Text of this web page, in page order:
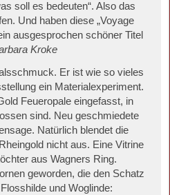
soll es bedeuten“. Also das
Und haben diese „Voyage
ausgesprochen schöner Titel
Kroke
Er ist wie so vieles
ein Materialexperiment.
Feueropale eingefasst, in
sind. Neu geschmiedete
Natürlich blendet die
nicht aus. Eine Vitrine
aus Wagners Ring.
geworden, die den Schatz
und Woglinde: